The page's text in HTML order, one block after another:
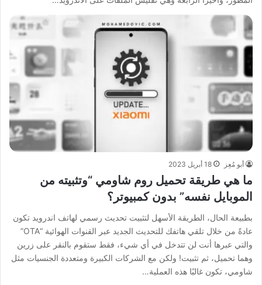
أبو مُعِز 18 أبريل 2023
ما هي طريقة تحميل روم شاومي “وتثبيته من
الموبايل نفسه” بدون كمبيوتر؟
بطبيعة الحال، الطريقة الأسهل لتثبيت تحديث رسمي لهاتف اندرويد تكون
عادةً من خلال تلقي هاتفك للتحديث الجديد عبر القنوات الهوائية “OTA”
والتي عبرها أنت لن تتدخل في أي شيء، فقط ستقوم بالنقر على زرين
وهما تحميل، ثم تثبيت! ولكن مع الشركات الكبيرة ومتعددة الجنسيات مثل
شاومي، تكون غالبًا هذه العملية…